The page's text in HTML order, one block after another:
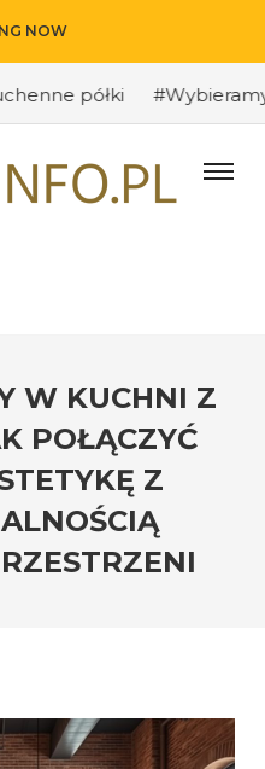
NOW
półki #Wybieramy
W KUCHNI Z
POŁĄCZYĆ
Z